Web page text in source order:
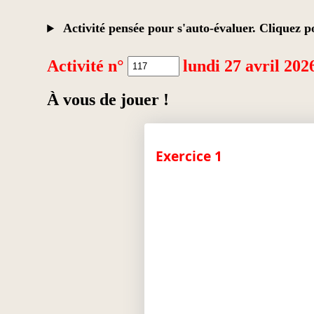
Activité pensée pour s'auto-évaluer. Cliquez
Activité n°
lundi 27 avril
À vous de jouer !
Exercice 1